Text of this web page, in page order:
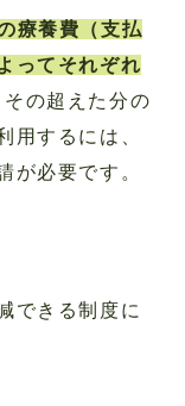
療養費（支払
ってそれぞれ
その超えた分の
用するには、
が必要です。
できる制度に